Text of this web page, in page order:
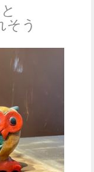
そう